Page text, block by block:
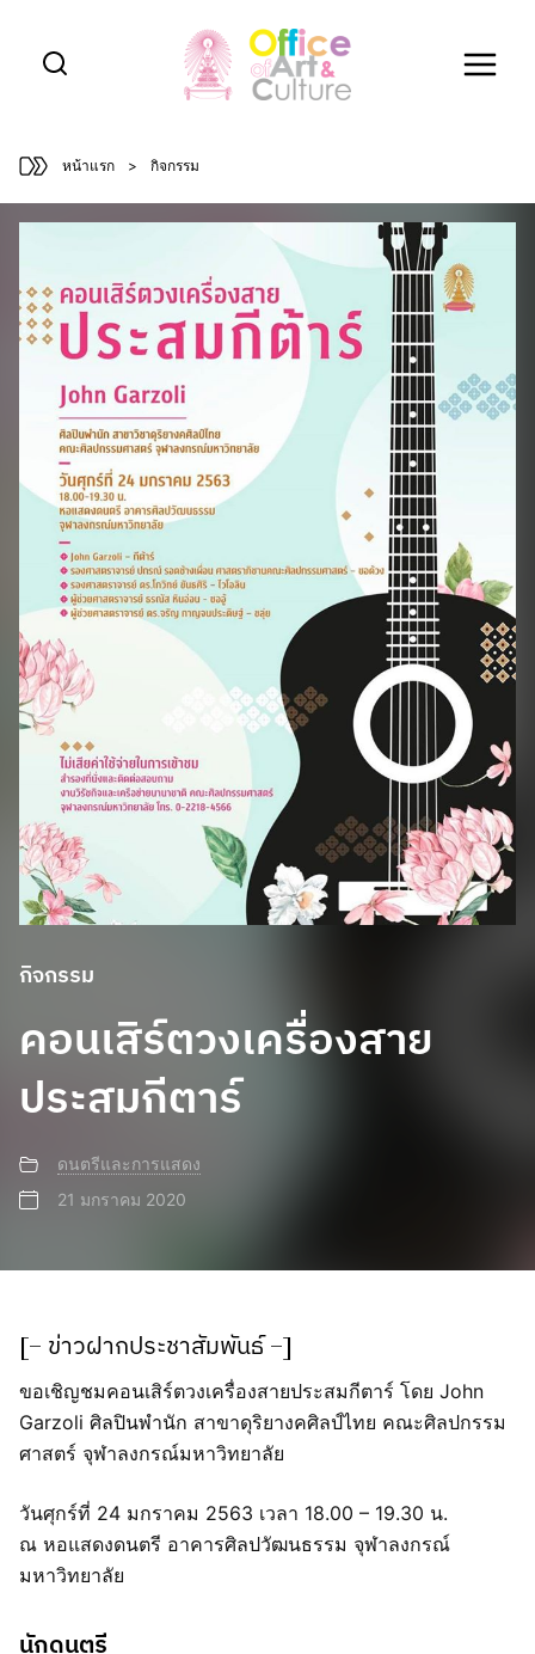
content
หน้าแรก > กิจกรรม
กิจกรรม
คอนเสิร์ตวงเครื่องสาย
ประสมกีตาร์
ดนตรีและการแสดง
21 มกราคม 2020
[– ข่าวฝากประชาสัมพันธ์ –]
ขอเชิญชมคอนเสิร์ตวงเครื่องสายประสมกีตาร์ โดย John
Garzoli ศิลปินพำนัก สาขาดุริยางคศิลป์ไทย คณะศิลปกรรม
ศาสตร์ จุฬาลงกรณ์มหาวิทยาลัย
วันศุกร์ที่ 24 มกราคม 2563 เวลา 18.00 – 19.30 น.
ณ หอแสดงดนตรี อาคารศิลปวัฒนธรรม จุฬาลงกรณ์
มหาวิทยาลัย
นักดนตรี